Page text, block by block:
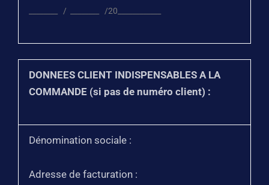
________ / ________ /20____________
DONNEES CLIENT INDISPENSABLES A LA
COMMANDE (si pas de numéro client) :
Dénomination sociale :
Adresse de facturation :